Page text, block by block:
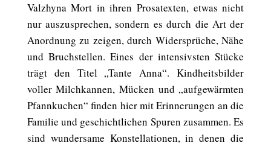
Valzhyna Mort in ihren Prosatexten, etwas nicht
nur auszusprechen, sondern es durch die Art der
Anordnung zu zeigen, durch Widersprüche, Nähe
und Bruchstellen. Eines der intensivsten Stücke
trägt den Titel „Tante Anna“. Kindheitsbilder
voller Milchkannen, Mücken und „aufgewärmten
Pfannkuchen“ finden hier mit Erinnerungen an die
Familie und geschichtlichen Spuren zusammen. Es
sind wundersame Konstellationen, in denen die